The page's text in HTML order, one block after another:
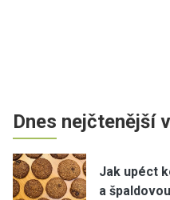
Dnes nejčtenější
Jak upéct
a